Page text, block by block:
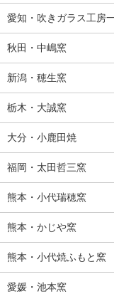
愛知・吹きガラス工房
秋田・中嶋窯
新潟・穂生窯
栃木・大誠窯
大分・小鹿田焼
福岡・太田哲三窯
熊本・小代瑞穂窯
熊本・かじや窯
熊本・小代焼ふもと窯
愛媛・池本窯